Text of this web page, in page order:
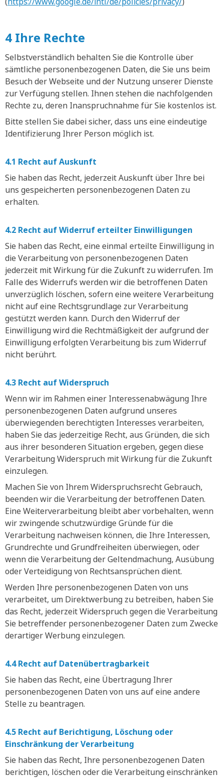
4 Ihre Rechte
Selbstverständlich behalten Sie die Kontrolle über
sämtliche personenbezogenen Daten, die Sie uns beim
Besuch der Webseite und der Nutzung unserer Dienste
zur Verfügung stellen. Ihnen stehen die nachfolgenden
Rechte zu, deren Inanspruchnahme für Sie kostenlos ist.
Bitte stellen Sie dabei sicher, dass uns eine eindeutige
Identifizierung Ihrer Person möglich ist.
4.1 Recht auf Auskunft
Sie haben das Recht, jederzeit Auskunft über Ihre bei
uns gespeicherten personenbezogenen Daten zu
erhalten.
4.2 Recht auf Widerruf erteilter Einwilligungen
Sie haben das Recht, eine einmal erteilte Einwilligung in
die Verarbeitung von personenbezogenen Daten
jederzeit mit Wirkung für die Zukunft zu widerrufen. Im
Falle des Widerrufs werden wir die betroffenen Daten
unverzüglich löschen, sofern eine weitere Verarbeitung
nicht auf eine Rechtsgrundlage zur Verarbeitung
gestützt werden kann. Durch den Widerruf der
Einwilligung wird die Rechtmäßigkeit der aufgrund der
Einwilligung erfolgten Verarbeitung bis zum Widerruf
nicht berührt.
4.3 Recht auf Widerspruch
Wenn wir im Rahmen einer Interessenabwägung Ihre
personenbezogenen Daten aufgrund unseres
überwiegenden berechtigten Interesses verarbeiten,
haben Sie das jederzeitige Recht, aus Gründen, die sich
aus ihrer besonderen Situation ergeben, gegen diese
Verarbeitung Widerspruch mit Wirkung für die Zukunft
einzulegen.
Machen Sie von Ihrem Widerspruchsrecht Gebrauch,
beenden wir die Verarbeitung der betroffenen Daten.
Eine Weiterverarbeitung bleibt aber vorbehalten, wenn
wir zwingende schutzwürdige Gründe für die
Verarbeitung nachweisen können, die Ihre Interessen,
Grundrechte und Grundfreiheiten überwiegen, oder
wenn die Verarbeitung der Geltendmachung, Ausübung
oder Verteidigung von Rechtsansprüchen dient.
Werden Ihre personenbezogenen Daten von uns
verarbeitet, um Direktwerbung zu betreiben, haben Sie
das Recht, jederzeit Widerspruch gegen die Verarbeitung
Sie betreffender personenbezogener Daten zum Zwecke
derartiger Werbung einzulegen.
4.4 Recht auf Datenübertragbarkeit
Sie haben das Recht, eine Übertragung Ihrer
personenbezogenen Daten von uns auf eine andere
Stelle zu beantragen.
4.5 Recht auf Berichtigung, Löschung oder
Einschränkung der Verarbeitung
Sie haben das Recht, Ihre personenbezogenen Daten
berichtigen, löschen oder die Verarbeitung einschränken